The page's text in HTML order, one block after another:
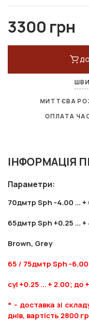
3300 грн
МИТТЄВА
ОПЛАТА
ІНФОРМАЦІЯ
Параметри:
70дмтр Sph -4.00 ... +
65дмтр Sph +0.25 ... +
Brown, Grey
65 / 75дмтр Sph -6.00
cyl +0.25 ... + 2.00; до
* - доставка зі
днів, вартість 2800